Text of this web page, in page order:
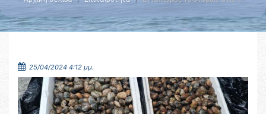
25/04/2024 4:12 μμ.